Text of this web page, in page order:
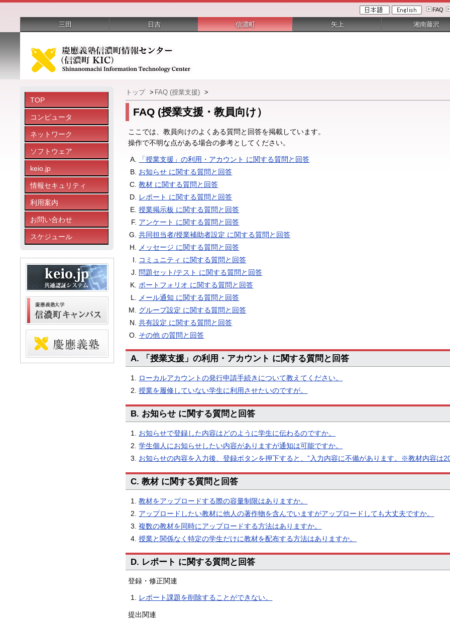
FAQ
TOP
コンピュータ
ネットワーク
ソフトウェア
keio.jp
情報セキュリティ
利用案内
お問い合わせ
スケジュール
トップ > FAQ (授業支援) >
FAQ (授業支援・教員向け）
ここでは、教員向けのよくある質問と回答を掲載しています。
操作で不明な点がある場合の参考としてください。
「授業支援」の利用・アカウント に関する質問と回答
お知らせ に関する質問と回答
教材 に関する質問と回答
レポート に関する質問と回答
授業掲示板 に関する質問と回答
アンケート に関する質問と回答
共同担当者/授業補助者設定 に関する質問と回答
メッセージ に関する質問と回答
コミュニティ に関する質問と回答
問題セット/テスト に関する質問と回答
ポートフォリオ に関する質問と回答
メール通知 に関する質問と回答
グループ設定 に関する質問と回答
共有設定 に関する質問と回答
その他 の質問と回答
A. 「授業支援」の利用・アカウント に関する質問と回答
ローカルアカウントの発行申請手続きについて教えてください。
授業を履修していない学生に利用させたいのですが。
B. お知らせ に関する質問と回答
お知らせで登録した内容はどのように学生に伝わるのですか。
学生個人にお知らせしたい内容がありますが通知は可能ですか。
お知らせの内容を入力後、登録ボタンを押下すると、”入力内容に不備があります。※教材内容は
C. 教材 に関する質問と回答
教材をアップロードする際の容量制限はありますか。
アップロードしたい教材に他人の著作物を含んでいますがアップロードしても大丈夫ですか。
複数の教材を同時にアップロードする方法はありますか。
授業と関係なく特定の学生だけに教材を配布する方法はありますか。
D. レポート に関する質問と回答
登録・修正関連
レポート課題を削除することができない。
提出関連
三田 日吉 信濃町 矢上 湘南藤沢